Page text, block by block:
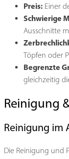
Preis: Einer
Schwierige
Ausschnitte
Töpfen oder
Begrenzte
gleichzeitig
Reinigung
Reinigung im
Die Reinigung und